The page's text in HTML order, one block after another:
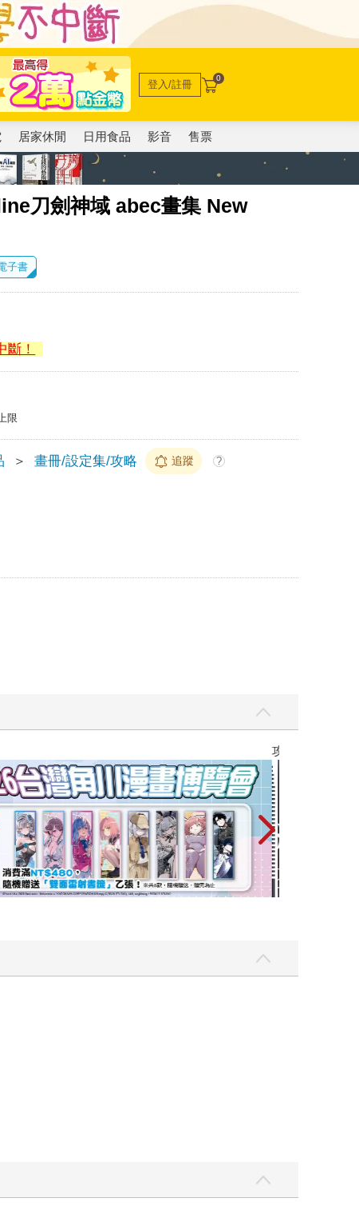
登入/註冊 0
居家休閒 日用食品 影音 售票
刀劍神域 abec畫集 New
子書
斷！
限
＞ 畫冊/設定集/攻略 追蹤 ?
攻殼機動隊